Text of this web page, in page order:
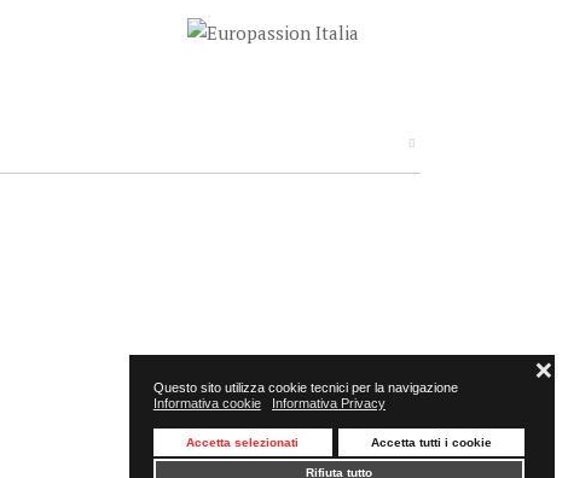
Questo sito utilizza cookie tecnici per la navigazione
Informativa cookie
Informativa Privacy
Accetta selezionati Accetta tutti i cookie
Rifiuta tutto
❌